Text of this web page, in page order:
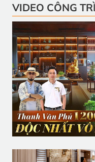
VIDEO CÔNG